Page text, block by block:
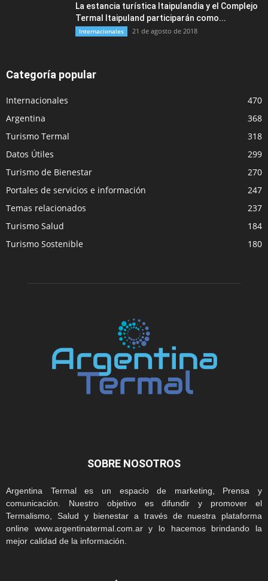
La estancia turística Itaipulandia y el Complejo
Termal Itaipuland participarán como...
Internacionales 21 de agosto de 2018
Categoría popular
Internacionales
470
Argentina
368
Turismo Termal
318
Datos Útiles
299
Turismo de Bienestar
270
Portales de servicios e información
247
Temas relacionados
237
Turismo Salud
184
Turismo Sostenible
180
SOBRE NOSOTROS
Argentina Termal es un espacio de marketing, Prensa y
comunicación. Nuestro objetivo es difundir y promover el
Termalismo, Salud y bienestar a través de nuestra plataforma
online www.argentinatermal.com.ar y lo hacemos brindando la
mejor calidad de la información.